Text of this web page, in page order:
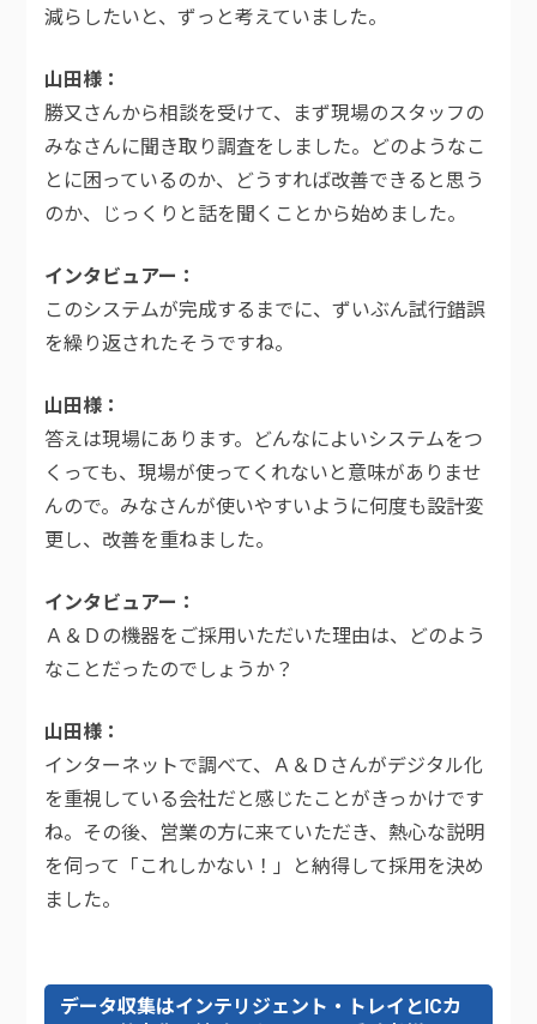
減らしたいと、ずっと考えていました。
山田様
勝又さんから相談を受けて、まず現場のスタッフの
みなさんに聞き取り調査をしました。どのようなこ
とに困っているのか、どうすれば改善できると思う
のか、じっくりと話を聞くことから始めました。
インタビュアー
このシステムが完成するまでに、ずいぶん試行錯誤
を繰り返されたそうですね。
山田様
答えは現場にあります。どんなによいシステムをつ
くっても、現場が使ってくれないと意味がありませ
んので。みなさんが使いやすいように何度も設計変
更し、改善を重ねました。
インタビュアー
Ａ＆Ｄの機器をご採用いただいた理由は、どのよう
なことだったのでしょうか？
山田様
インターネットで調べて、Ａ＆Ｄさんがデジタル化
を重視している会社だと感じたことがきっかけです
ね。その後、営業の方に来ていただき、熱心な説明
を伺って「これしかない！」と納得して採用を決め
ました。
データ収集はインテリジェント・トレイとICカ